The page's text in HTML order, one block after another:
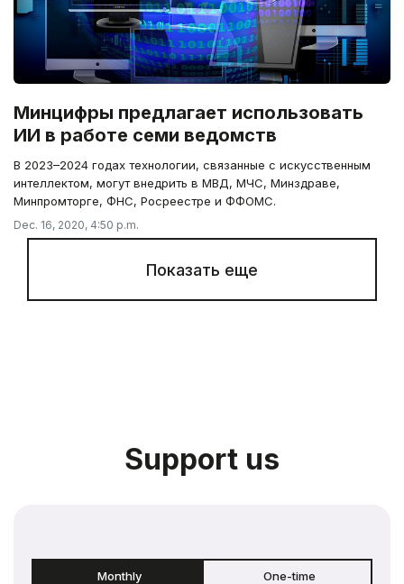
Минцифры предлагает использовать
ИИ в работе семи ведомств
В 2023–2024 годах технологии, связанные с искусственным
интеллектом, могут внедрить в МВД, МЧС, Минздраве,
Минпромторге, ФНС, Росреестре и ФФОМС.
Dec. 16, 2020, 4:50 p.m.
Показать еще
Support us
Monthly One-time